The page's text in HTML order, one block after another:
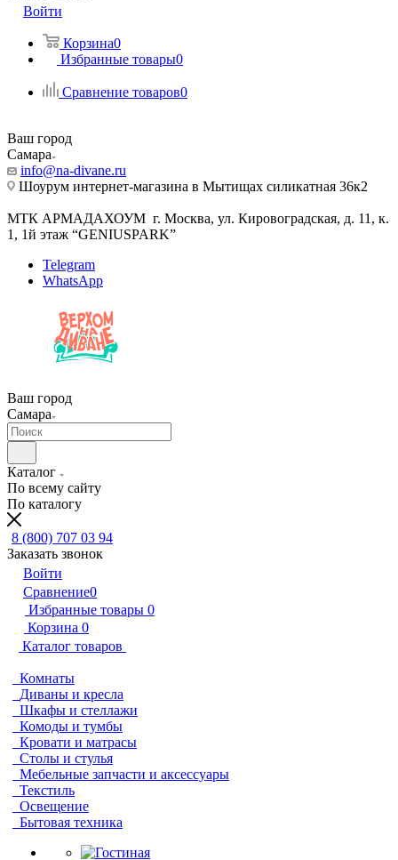
Войти
Корзина0
Избранные товары0
Сравнение товаров0
Ваш город
Самара
info@na-divane.ru
Шоурум интернет-магазина в Мытищах силикатная 36к2
МТК АРМАДАХОУМ г. Москва, ул. Кировоградская, д. 11, к.
1, 1й этаж “GENIUSPARK”
Telegram
WhatsApp
Ваш город
Самара
Каталог
По всему сайту
По каталогу
8 (800) 707 03 94
Заказать звонок
Войти
Сравнение0
Избранные товары 0
Корзина 0
Каталог товаров
Комнаты
Диваны и кресла
Шкафы и стеллажи
Комоды и тумбы
Кровати и матрасы
Столы и стулья
Мебельные запчасти и аксессуары
Текстиль
Освещение
Бытовая техника